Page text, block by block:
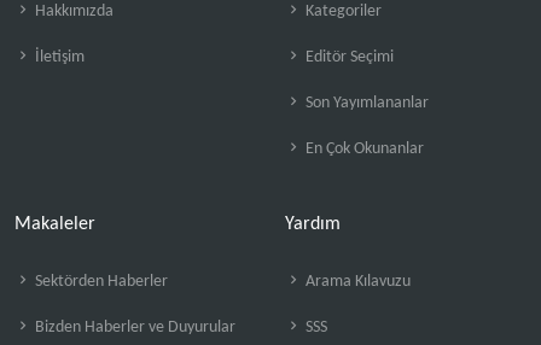
Hakkımızda
İletişim
Kategoriler
Editör Seçimi
Son Yayımlananlar
En Çok Okunanlar
Makaleler
Sektörden Haberler
Bizden Haberler ve Duyurular
Yardım
Arama Kılavuzu
SSS